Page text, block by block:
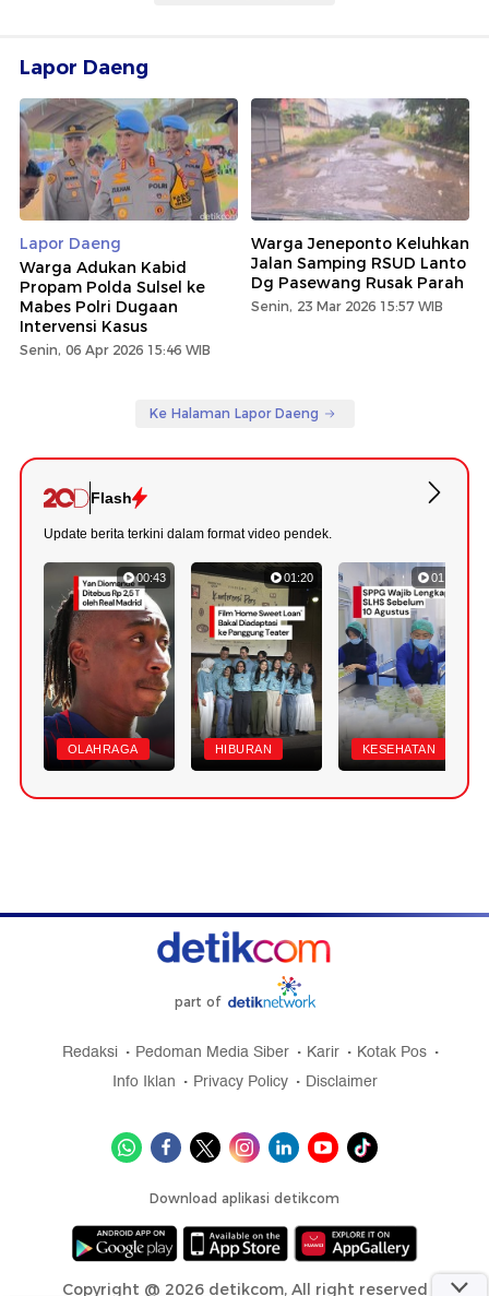
Lapor Daeng
Lapor Daeng
Warga Adukan Kabid
Propam Polda Sulsel ke
Mabes Polri Dugaan
Intervensi Kasus
Senin, 06 Apr 2026 15:46 WIB
Warga Jeneponto Keluhkan
Jalan Samping RSUD Lanto
Dg Pasewang Rusak Parah
Senin, 23 Mar 2026 15:57 WIB
Ke Halaman Lapor Daeng
Flash
Update berita terkini dalam format video pendek.
00:43
OLAHRAGA
01:20
HIBURAN
01:07
KESEHATAN
part of
Redaksi Pedoman Media Siber Karir
Kotak Pos
Info Iklan
Privacy Policy Disclaimer
Download aplikasi detikcom
Copyright @ 2026 detikcom, All right reserved